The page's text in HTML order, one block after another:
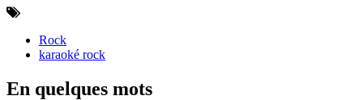
Rock
karaoké rock
En quelques mots